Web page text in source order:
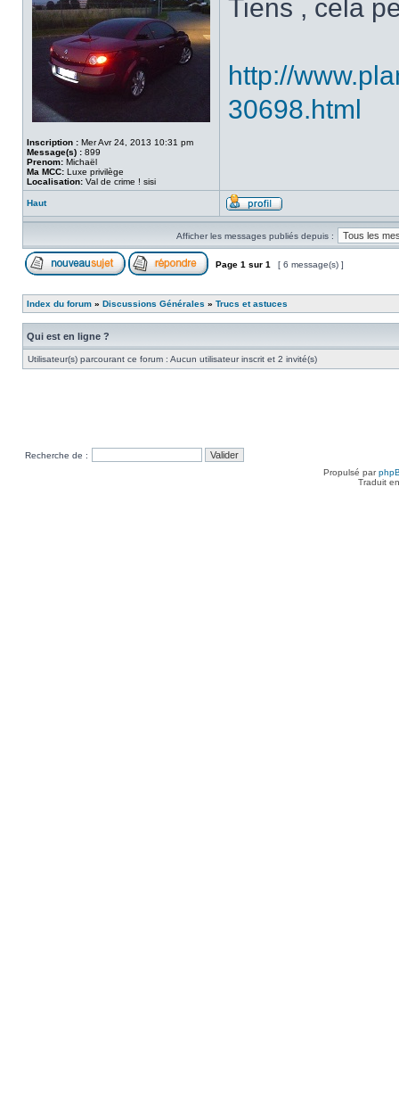
Inscription : Mer Avr 24, 2013 10:31 pm
Message(s) : 899
Prenom: Michaël
Ma MCC: Luxe privilège
Localisation: Val de crime ! sisi
Tiens , cela
http://
30698.html
Haut
Afficher les messages publiés depuis :
Page 1 sur 1 [ 6 message(s) ]
Index du forum » Discussions Générales » Trucs et astuces
Qui est en ligne ?
Utilisateur(s) parcourant ce forum : Aucun utilisateur inscrit et 2 invité(s)
Recherche de :
Propulsé par
Traduit